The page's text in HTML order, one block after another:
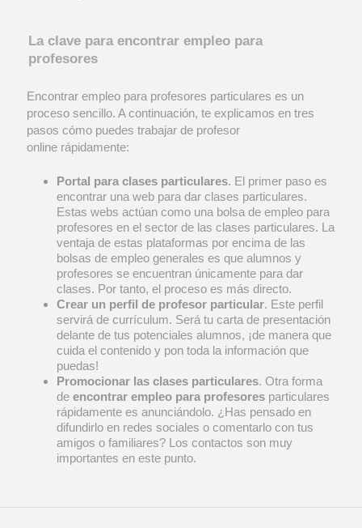
La clave para encontrar empleo para
profesores
Encontrar empleo para profesores particulares es un
proceso sencillo. A continuación, te explicamos en tres
pasos cómo puedes trabajar de profesor
online rápidamente:
Portal para clases particulares. El primer paso es
encontrar una web para dar clases particulares.
Estas webs actúan como una bolsa de empleo para
profesores en el sector de las clases particulares. La
ventaja de estas plataformas por encima de las
bolsas de empleo generales es que alumnos y
profesores se encuentran únicamente para dar
clases. Por tanto, el proceso es más directo.
Crear un perfil de profesor particular. Este perfil
servirá de currículum. Será tu carta de presentación
delante de tus potenciales alumnos, ¡de manera que
cuida el contenido y pon toda la información que
puedas!
Promocionar las clases particulares. Otra forma
de encontrar empleo para profesores particulares
rápidamente es anunciándolo. ¿Has pensado en
difundirlo en redes sociales o comentarlo con tus
amigos o familiares? Los contactos son muy
importantes en este punto.